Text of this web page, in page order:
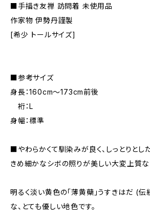
■手描き友禅 訪問着 未使用品
作家物 伊勢丹謹製
[希少 トールサイズ]
■参考サイズ
身長：160cm～173cm前後
裄：L
身幅：標準
■やわらかくて馴染みが良く、しっとりとし
きめ細かなシボの照りが美しい大変上質な「
明るく淡い黄色の「薄黄蘗」うすきはだ (
な、とても優しい地色です。